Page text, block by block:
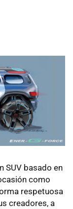
SUV basado en
como
respetuosa
creadores, a